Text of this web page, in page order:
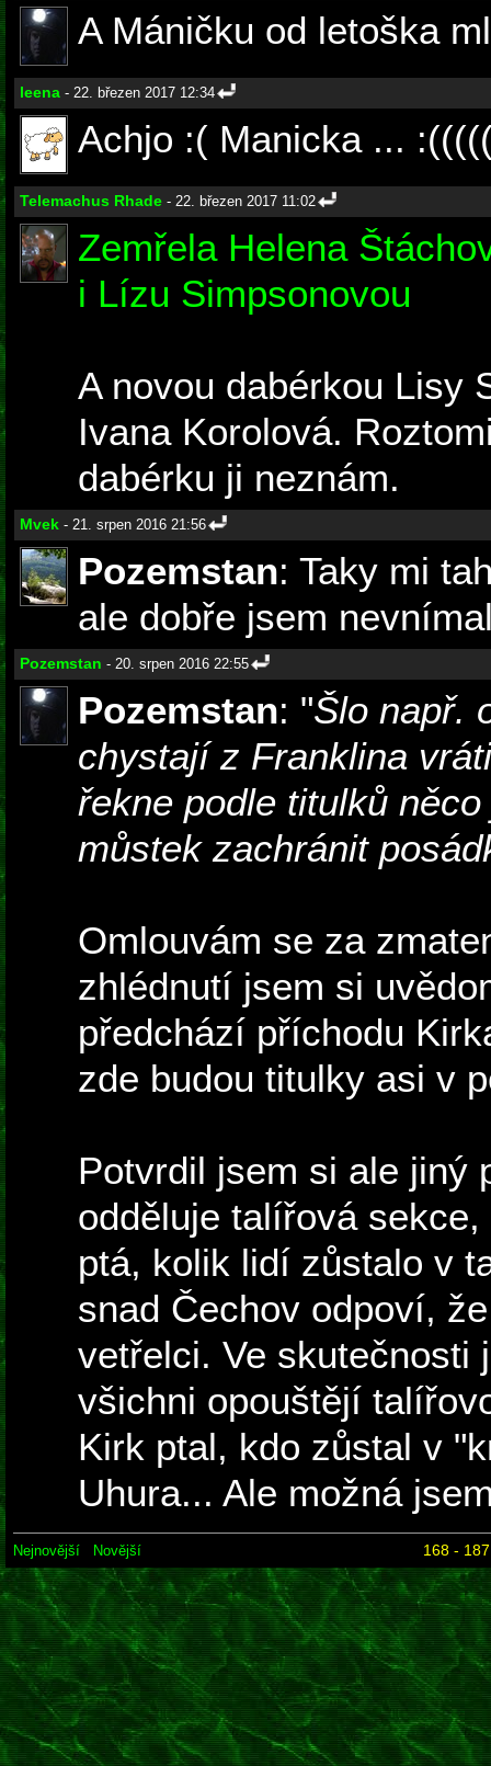
A Máničku od letoška
leena - 22. březen 2017 12:34
Achjo :( Manicka ...
Telemachus Rhade - 22. březen 2017 11:02
Zemřela Helena
i Lízu Simpsonovou
A novou dabérkou Lisy
Ivana Korolová.
dabérku ji neznám.
Mvek - 21. srpen 2016 21:56
Pozemstan: Taky mi
ale dobře jsem
Pozemstan - 20. srpen 2016 22:55
Pozemstan: "Šlo např.
chystají z Franklina
řekne podle titulků
můstek zachránit
Omlouvám se za
zhlédnutí jsem si
předchází příchodu
zde budou titulky asi v
Potvrdil jsem si ale jiný
odděluje talířová
ptá, kolik lidí zůstalo v
snad Čechov odpoví,
vetřelci. Ve skutečnosti
všichni opouštějí
Kirk ptal, kdo zůstal v
Uhura... Ale možná
Nejnovější Novější 168 -